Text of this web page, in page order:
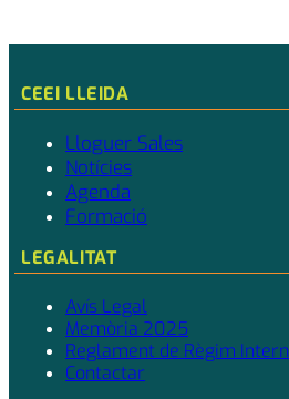
CEEI LLEIDA
Lloguer Sales
Notícies
Agenda
Formació
LEGALITAT
Avís Legal
Memòria 2025
Reglament de Règim Intern
Contactar